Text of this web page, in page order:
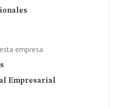
empresa
Empresarial